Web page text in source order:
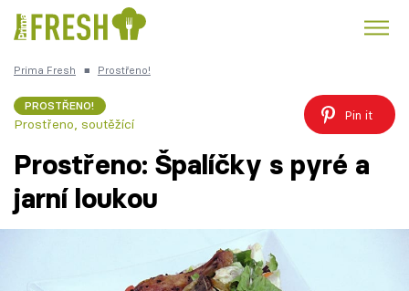
Česká kuchyně
Prima Fresh ■ Prostřeno!
PROSTŘENO!
Prostřeno, soutěžící
Pin it
Prostřeno: Špalíčky s pyré a
jarní loukou